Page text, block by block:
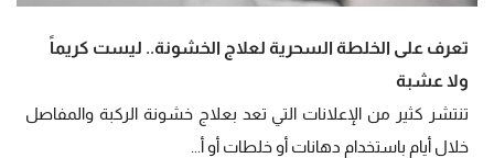
تعرف على الخلطة السحرية لعلاج الخشونة.. ليست كريماً
ولا عشبة
تنتشر كثير من الإعلانات التي تعد بعلاج خشونة الركبة والمفاصل
خلال أيام باستخدام دهانات أو خلطات أو أ...